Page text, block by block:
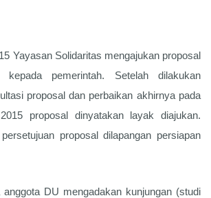
Yayasan Solidaritas mengajukan proposal
kepada pemerintah. Setelah dilakukan
proposal dan perbaikan akhirnya pada
proposal dinyatakan layak diajukan.
proposal dilapangan persiapan
DU mengadakan kunjungan (studi